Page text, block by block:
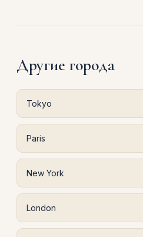
Другие города
Tokyo
Paris
New York
London